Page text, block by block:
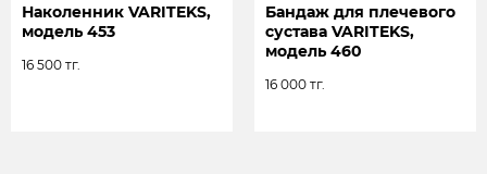
Наколенник VARITEKS,
модель 453
16 500 тг.
Бандаж для плечевого
сустава VARITEKS,
модель 460
16 000 тг.